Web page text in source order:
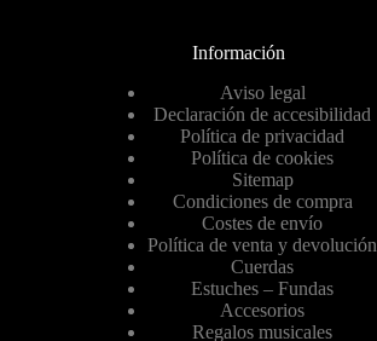
Información
Aviso legal
Declaración de accesibilidad
Política de privacidad
Política de cookies
Sitemap
Condiciones de compra
Costes de envío
Política de venta y devolución
Cuerdas
Estuches – Fundas
Accesorios
Regalos musicales